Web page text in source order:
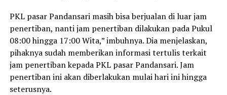
PKL pasar Pandansari masih bisa berjualan di luar jam
penertiban, nanti jam penertiban dilakukan pada Pukul
08:00 hingga 17:00 Wita,” imbuhnya. Dia menjelaskan,
pihaknya sudah memberikan informasi tertulis terkait
jam penertiban kepada PKL pasar Pandansari. Jam
penertiban ini akan diberlakukan mulai hari ini hingga
seterusnya.